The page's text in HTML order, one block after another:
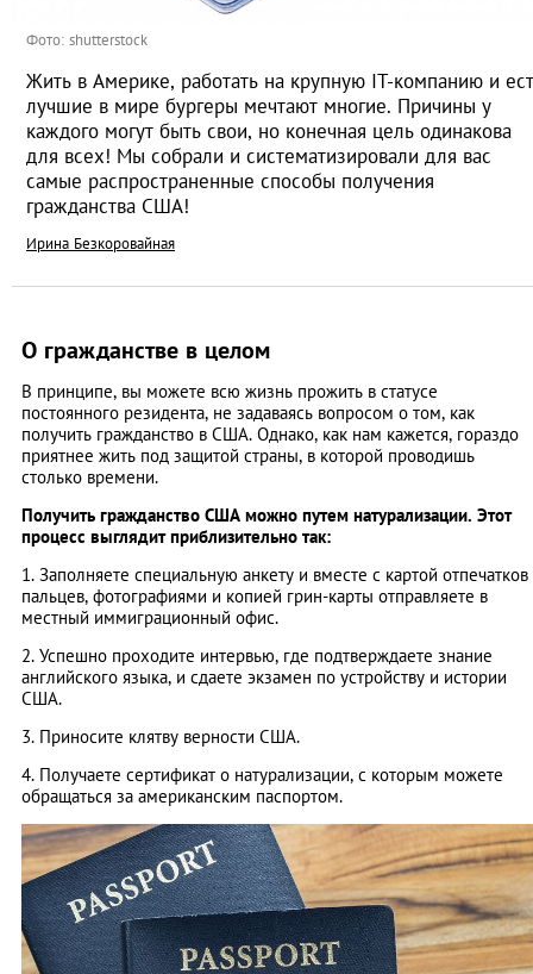
Фото: shutterstock
Жить в Америке, работать на крупную IT-компанию и
лучшие в мире бургеры мечтают многие. Причины у
каждого могут быть свои, но конечная цель одинакова
для всех! Мы собрали и систематизировали для вас
самые распространенные способы получения
гражданства США!
Ирина Безкоровайная
О гражданстве в целом
В принципе, вы можете всю жизнь прожить в статусе
постоянного резидента, не задаваясь вопросом о том, как
получить гражданство в США. Однако, как нам кажется, гораздо
приятнее жить под защитой страны, в которой проводишь
столько времени.
Получить гражданство США можно путем натурализации. Этот
процесс выглядит приблизительно так:
1. Заполняете специальную анкету и вместе с картой отпечатков
пальцев, фотографиями и копией грин-карты отправляете в
местный иммиграционный офис.
2. Успешно проходите интервью, где подтверждаете знание
английского языка, и сдаете экзамен по устройству и истории
США.
3. Приносите клятву верности США.
4. Получаете сертификат о натурализации, с которым можете
обращаться за американским паспортом.